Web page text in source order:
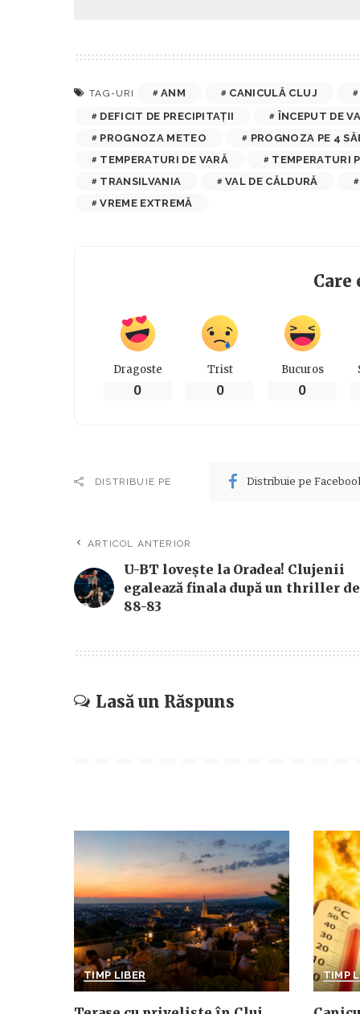
TAG-URI ANM
CANICULĂ CLUJ
DEFICIT DE PRECIPITAȚII
ÎNCEPUT DE
PROGNOZA METEO
PROGNOZA PE 4
TEMPERATURI DE VARĂ
TEMPERATURI
TRANSILVANIA
VAL DE CĂLDURĂ
VREME EXTREMĂ
Care
Dragoste
0
Trist
0
Bucuros
0
DISTRIBUIE PE Distribuie pe
ARTICOL ANTERIOR
U-BT lovește la Oradea! Clujenii
egalează finala după un thriller de
88-83
Lasă un Răspuns
TIMP LIBER TIMP